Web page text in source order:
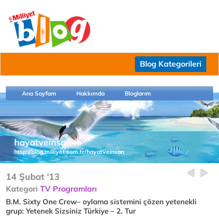
Blog Kategorileri
Ana Sayfam Hakkımda Bloglarım
hayatveinsan
http://blog.milliyet.com.tr/hayatveinsan
14 Şubat '13
Kategori TV Programları
B.M. Sixty One Crew– oylama sistemini çözen yetenekli
grup: Yetenek Sizsiniz Türkiye – 2. Tur